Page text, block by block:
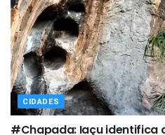
CIDADES
#Chapada: Iaçu identifica